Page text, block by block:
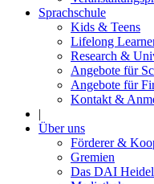
Sprachschule
Kids & Teens
Lifelong
Research &
Angebote für
Angebote für
Kontakt &
|
Über uns
Förderer &
Gremien
Das DAI